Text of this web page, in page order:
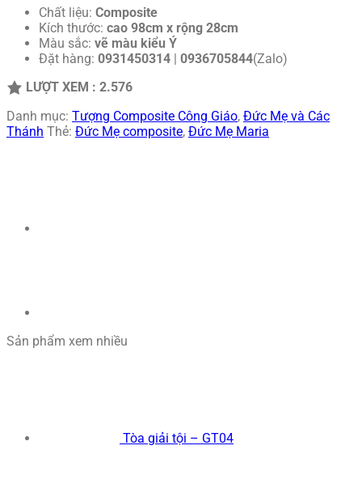
Chất liệu: Composite
Kích thước: cao 98cm x rộng 28cm
Màu sắc: vẽ màu kiểu Ý
Đặt hàng: 0931450314 0936705844(Zalo)
LƯỢT XEM : 2.576
Danh mục: Tượng Composite Công Giáo, Đức Mẹ và Các
Thánh Thẻ: Đức Mẹ composite, Đức Mẹ Maria
Sản phẩm xem nhiều
Tòa giải tội – GT04